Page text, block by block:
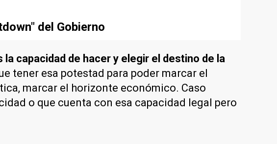
del Gobierno
capacidad de hacer y elegir el destino de la
tener esa potestad para poder marcar el
marcar el horizonte económico. Caso
o que cuenta con esa capacidad legal pero